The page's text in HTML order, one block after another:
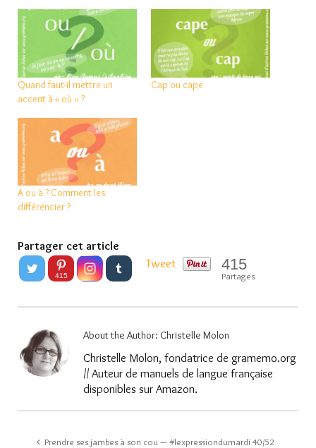
Quand faut-il mettre un
accent à « où » ?
Cap ou cape
A ou à ? Comment les
différencier ?
Partager cet article
415
Tweet 415
Partages
About the Author: Christelle Molon
Christelle Molon, fondatrice de gramemo.org
// Auteur de manuels de langue française
disponibles sur Amazon.
Prendre ses jambes à son cou — #lexpressiondumardi 40/52